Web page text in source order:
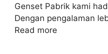
Genset Pabrik kami
Dengan pengalaman
Read more